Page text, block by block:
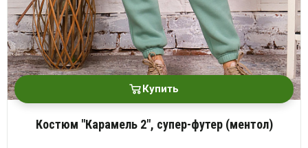
Купить
Костюм "Карамель 2", супер-футер (ментол)